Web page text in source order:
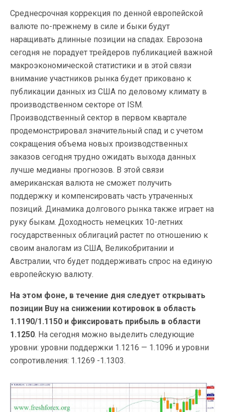
Среднесрочная коррекция по денной европейской
валюте по-прежнему в силе и быки будут
наращивать длинные позиции на спадах. Еврозона
сегодня не порадует трейдеров публикацией важной
макроэкономической статистики и в этой связи
внимание участников рынка будет приковано к
публикации данных из США по деловому климату в
производственном секторе от ISM.
Производственный сектор в первом квартале
продемонстрировал значительный спад и с учетом
сокращения объема новых производственных
заказов сегодня трудно ожидать выхода данных
лучше медианы прогнозов. В этой связи
американская валюта не сможет получить
поддержку и компенсировать часть утраченных
позиций. Динамика долгового рынка также играет на
руку быкам. Доходность немецких 10-летних
государственных облигаций растет по отношению к
своим аналогам из США, Великобритании и
Австралии, что будет поддерживать спрос на единую
европейскую валюту.
На этом фоне, в течение дня следует открывать
позиции Buy на снижении котировок в область
1.1190/1.1150 и фиксировать прибыль в области
1.1250. На сегодня можно выделить следующие
уровни: уровни поддержки 1.1216 — 1.1096 и уровни
сопротивления: 1.1269 -1.1303.